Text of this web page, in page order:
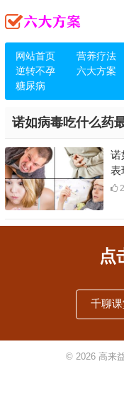
网站首页 营养疗法
逆转不孕
六大方案
糖尿病
诺如病毒吃什么药
诺
表
点
千聊
© 2026 高来